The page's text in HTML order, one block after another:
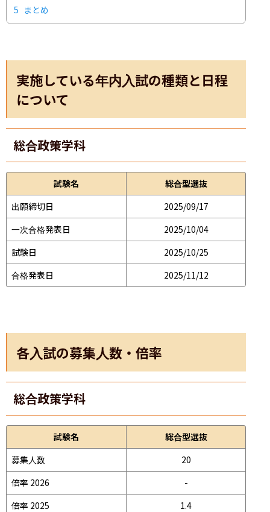
5 まとめ
実施している年内入試の種類と日程
について
総合政策学科
試験名
総合型選抜
出願締切日
2025/09/17
一次合格発表日
2025/10/04
試験日
2025/10/25
合格発表日
2025/11/12
各入試の募集人数・倍率
総合政策学科
試験名
総合型選抜
募集人数
20
倍率 2026
-
倍率 2025
1.4